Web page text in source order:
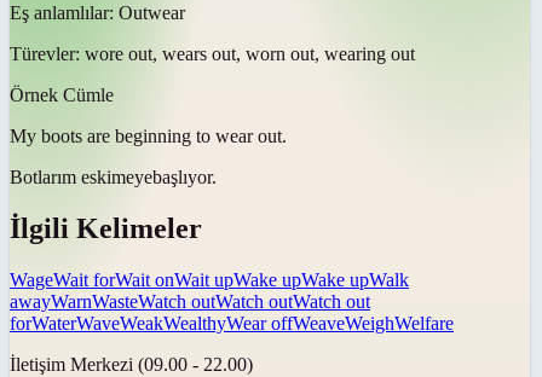
Eş anlamlılar: Outwear
Türevler: wore out, wears out, worn out, wearing out
Örnek Cümle
My boots are beginning to wear out.
Botlarım eskimeyebaşlıyor.
İlgili Kelimeler
WageWait forWait onWait upWake upWake upWalk
awayWarnWasteWatch outWatch outWatch out
forWaterWaveWeakWealthyWear offWeaveWeighWelfare
İletişim Merkezi (09.00 - 22.00)